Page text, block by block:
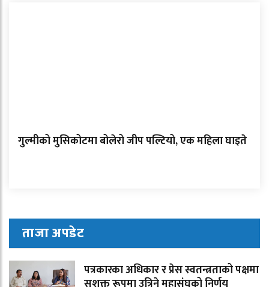
गुल्मीको मुसिकोटमा बोलेरो जीप पल्टियो, एक महिला घाइते
ताजा अपडेट
पत्रकारका अधिकार र प्रेस स्वतन्त्रताको पक्षमा